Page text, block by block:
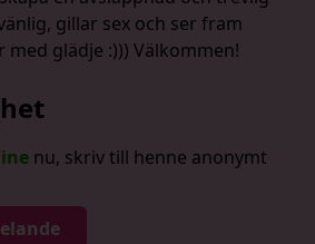
gillar sex och ser fram
glädje :))) Välkommen!
nu, skriv till henne anonymt